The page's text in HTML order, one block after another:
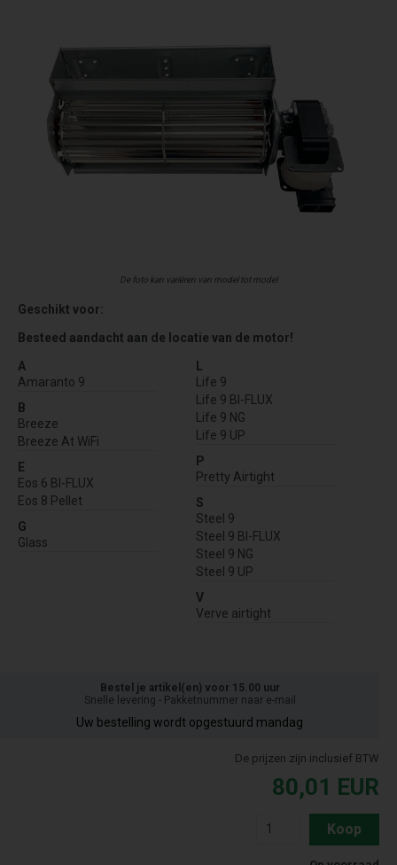
De foto kan variëren van model tot model
Geschikt voor:
Besteed aandacht aan de locatie van de motor!
A
Amaranto 9
B
Breeze
Breeze At WiFi
E
Eos 6 BI-FLUX
Eos 8 Pellet
G
Glass
L
Life 9
Life 9 BI-FLUX
Life 9 NG
Life 9 UP
P
Pretty Airtight
S
Steel 9
Steel 9 BI-FLUX
Steel 9 NG
Steel 9 UP
V
Verve airtight
Bestel je artikel(en) voor 15.00 uur
Snelle levering - Pakketnummer naar e-mail
Uw bestelling wordt opgestuurd mandag
De prijzen zijn inclusief BTW
80,01 EUR
Koop